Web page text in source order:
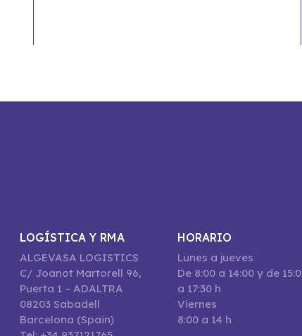
LOGÍSTICA Y RMA
ALGEVASA LOGISTICS
C/ Joanot Martorell 96,
Puerta 1 – ADALTRA
08203 Sabadell
Barcelona (Spain)
HORARIO
Lunes a jueves
De 8:00 a 14:00 y de
a 17:30 h
Viernes
8:00 a 14 h